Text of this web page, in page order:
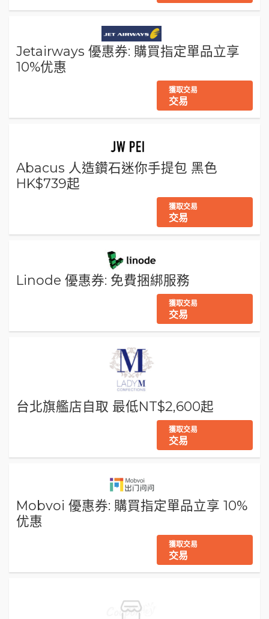
Jetairways 優惠券: 購買指定單品立享
10%优惠
獲取交易
交易
Abacus 人造鑽石迷你手提包 黑色
HK$739起
獲取交易
交易
Linode 優惠券: 免費捆綁服務
獲取交易
交易
台北旗艦店自取 最低NT$2,600起
獲取交易
交易
Mobvoi 優惠券: 購買指定單品立享 10%
优惠
獲取交易
交易